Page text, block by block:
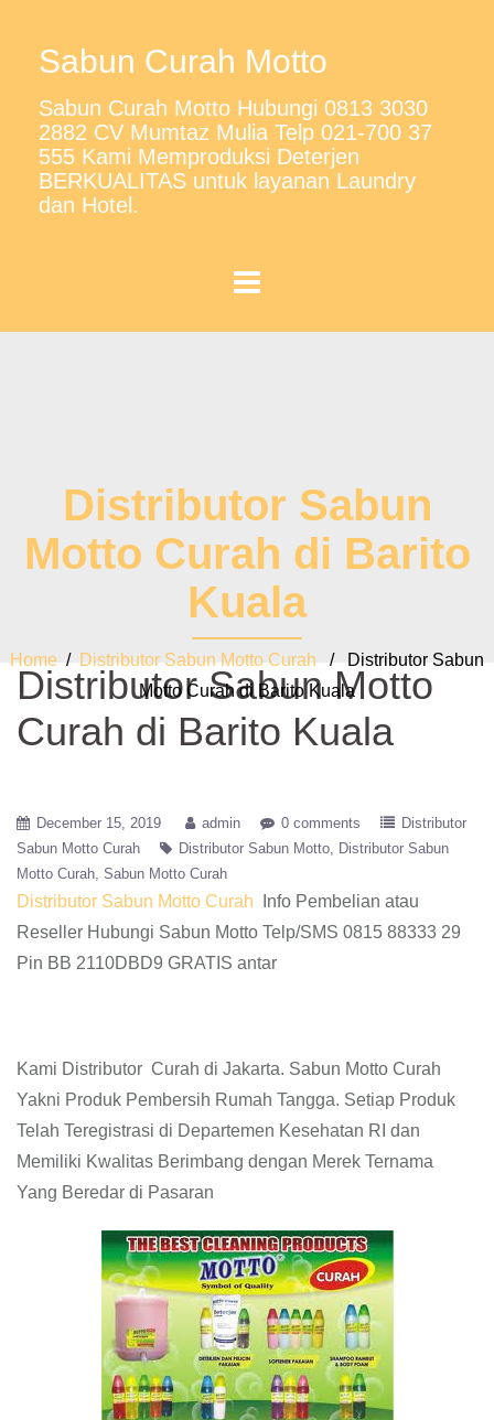
Sabun Curah Motto
Sabun Curah Motto Hubungi 0813 3030
2882 CV Mumtaz Mulia Telp 021-700 37
555 Kami Memproduksi Deterjen
BERKUALITAS untuk layanan Laundry
dan Hotel.
Distributor Sabun
Motto Curah di Barito
Kuala
Home / Distributor Sabun Motto Curah / Distributor Sabun
Motto Curah di Barito Kuala
Distributor Sabun Motto
Curah di Barito Kuala
December 15, 2019 admin 0 comments
Distributor
Sabun Motto Curah
Distributor Sabun Motto
Distributor Sabun
Motto Curah Sabun Motto Curah
Distributor Sabun Motto Curah
Info Pembelian atau
Reseller Hubungi Sabun Motto Telp/SMS 0815 88333 29
Pin BB 2110DBD9 GRATIS antar
Kami Distributor Curah di Jakarta. Sabun Motto Curah
Yakni Produk Pembersih Rumah Tangga. Setiap Produk
Telah Teregistrasi di Departemen Kesehatan RI dan
Memiliki Kwalitas Berimbang dengan Merek Ternama
Yang Beredar di Pasaran